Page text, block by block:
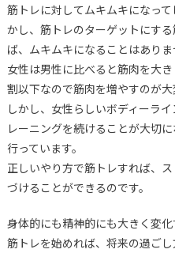
筋トレに対してムキムキになっ
かし、筋トレのターゲットにす
ば、ムキムキになることはありま
女性は男性に比べると筋肉を大
割以下なので筋肉を増やすのが大
しかし、女性らしいボディーラ
レーニングを続けることが大切
行っています。
正しいやり方で筋トレすれば、
づけることができるのです。
身体的にも精神的にも大きく変
筋トレを始めれば、将来の過ごし